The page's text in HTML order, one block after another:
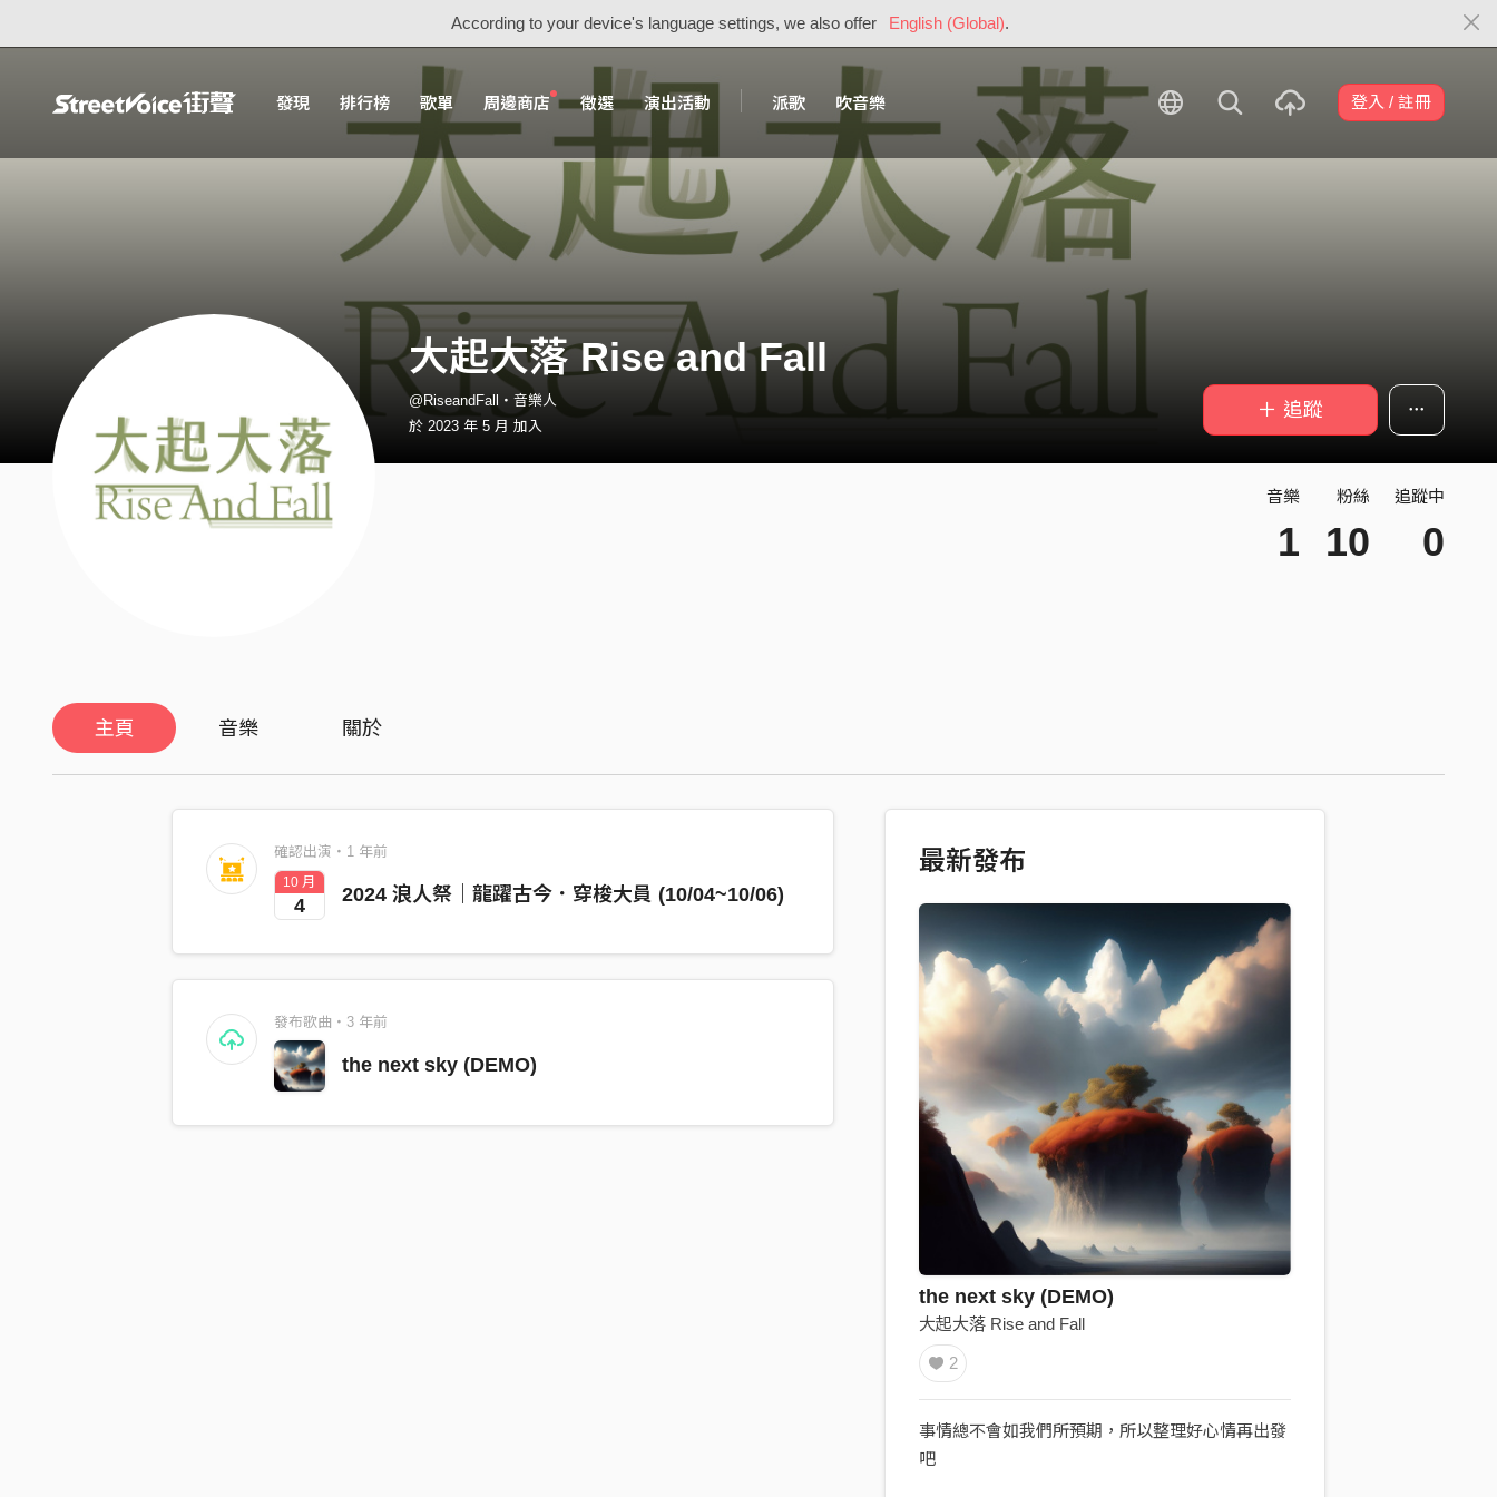
According to your device's language settings, we also offer English (Global).
發現 排行榜 歌單 周邊商店 徵選 演出活動 派歌 吹音樂 登入 / 註冊
大起大落 Rise and Fall
@RiseandFall・音樂人
於 2023 年 5 月 加入
＋ 追蹤
音樂
1
粉絲
10
追蹤中
0
主頁 音樂 關於
確認出演・1 年前
10 月
4 2024 浪人祭｜龍躍古今．穿梭大員 (10/04~10/06)
發布歌曲・3 年前
the next sky (DEMO)
最新發布
the next sky (DEMO)
大起大落 Rise and Fall
2
事情總不會如我們所預期，所以整理好心情再出發
吧